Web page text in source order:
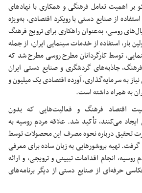
بر اهمیت تعامل فرهنگی و همکاری با نهادهای
از صنایع دستی با رویکرد اقتصادی، به‌ویژه
روسی، به‌عنوان راهکاری برای ترویج فرهنگ
بار، استفاده از خدمات سینمایی ایران، از جمله
توسط کارگردانان مطرح روسی مطرح شد که
جاذبه‌های گردشگری و صنایع دستی ایران
به سرمایه‌گذاری، آورده اقتصادی یک میلیون و
به همراه داشته است.
اقتصاد فرهنگ و فعالیت‌هایی که بدون
ایجاد می‌کنند، تأکید شد. علاقه مردم روسیه به
تحقیق درباره نحوه مصرف این محصولات توسط
تهیه بروشورهایی به زبان ساده برای معرفی
انجام اقدامات تبیینی و ترویجی، و ارائه
حرفه‌ای از صنایع دستی از دیگر برنامه‌های